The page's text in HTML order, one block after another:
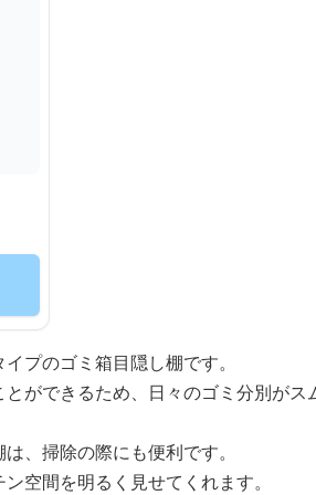
プのゴミ箱目隠し棚です。
ができるため、日々のゴミ分別がス
、掃除の際にも便利です。
空間を明るく見せてくれます。